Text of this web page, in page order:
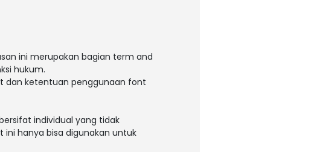
ini merupakan bagian term and
hukum.
dan ketentuan penggunaan font
individual yang tidak
hanya bisa digunakan untuk